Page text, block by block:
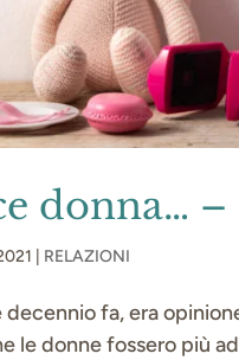
donna…
RELAZIONI
decennio fa, era
le donne fossero più